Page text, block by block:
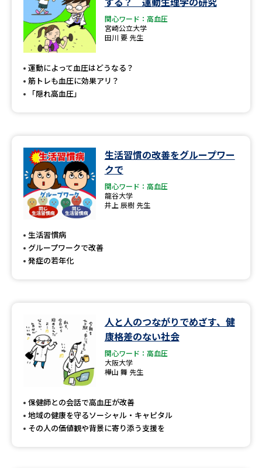
大学研究
大学で学べる内容や特徴を調べる
データサイエンス特集 奨学金・特待生制度特集
デジタルパンフレット 進路の３択
新学年スタート号特集ページ
（高3生用）
SELFBRAND特集ページ
オープンキャンパス検索 実施プログラムから探す
来場型・Web型イベント特集 夢ナビライブ
受験準備
関心ワード：高血圧
宮崎公立大学
田川 要 先生
運動によって血圧はどうなる？
筋トレも血圧に効果アリ？
「隠れ高血圧」
生活習慣の改善をグループワー
クで
関心ワード：高血圧
龍谷大学
井上 辰樹 先生
生活習慣病
グループワークで改善
発症の若年化
人と人のつながりでめざす、健
康格差のない社会
関心ワード：高血圧
大阪大学
樺山 舞 先生
保健師との会話で高血圧が改善
地域の健康を守るソーシャル・キャピタル
その人の価値観や背景に寄り添う支援を